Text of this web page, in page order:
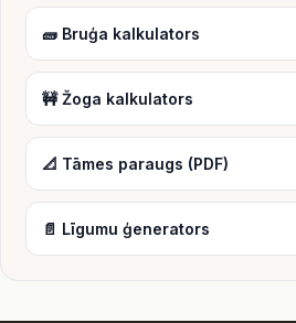
🧱 Bruģa kalkulators
🚧 Žoga kalkulators
📐 Tāmes paraugs (PDF)
📄 Līgumu ģenerators